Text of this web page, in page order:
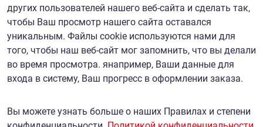
Русский / ($) USD
политика конфиденциальности
Политика рассмотрения претензий
других пользователей нашего веб-сайта и сделать так,
чтобы Ваш просмотр нашего сайта оставался
уникальным. Файлы cookie используются нами для
того, чтобы наш веб-сайт мог запомнить, что вы делали
во время просмотра. янапример, Ваши данные для
входа в систему, Ваш прогресс в оформлении заказа.
Вы можете узнать больше о наших Правилах и степени